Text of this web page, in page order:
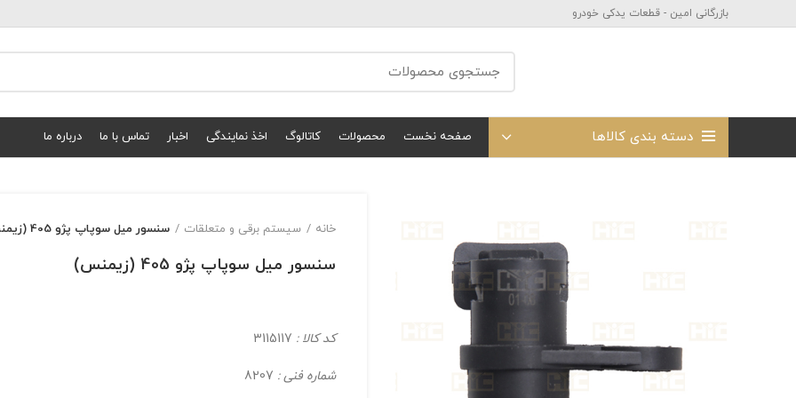
بازرگانی امین - قطعات یدکی خودرو
دسته بندی کالاها صفحه نخست محصولات کاتالوگ اخذ نمایندگی اخبار تماس با ما درباره ما
خانه سیستم برقی و متعلقات سنسور میل سوپاپ پژو 405 (زیمنس)
سنسور میل سوپاپ پژو 405 (زیمنس)
کد کالا :
شماره فنی :